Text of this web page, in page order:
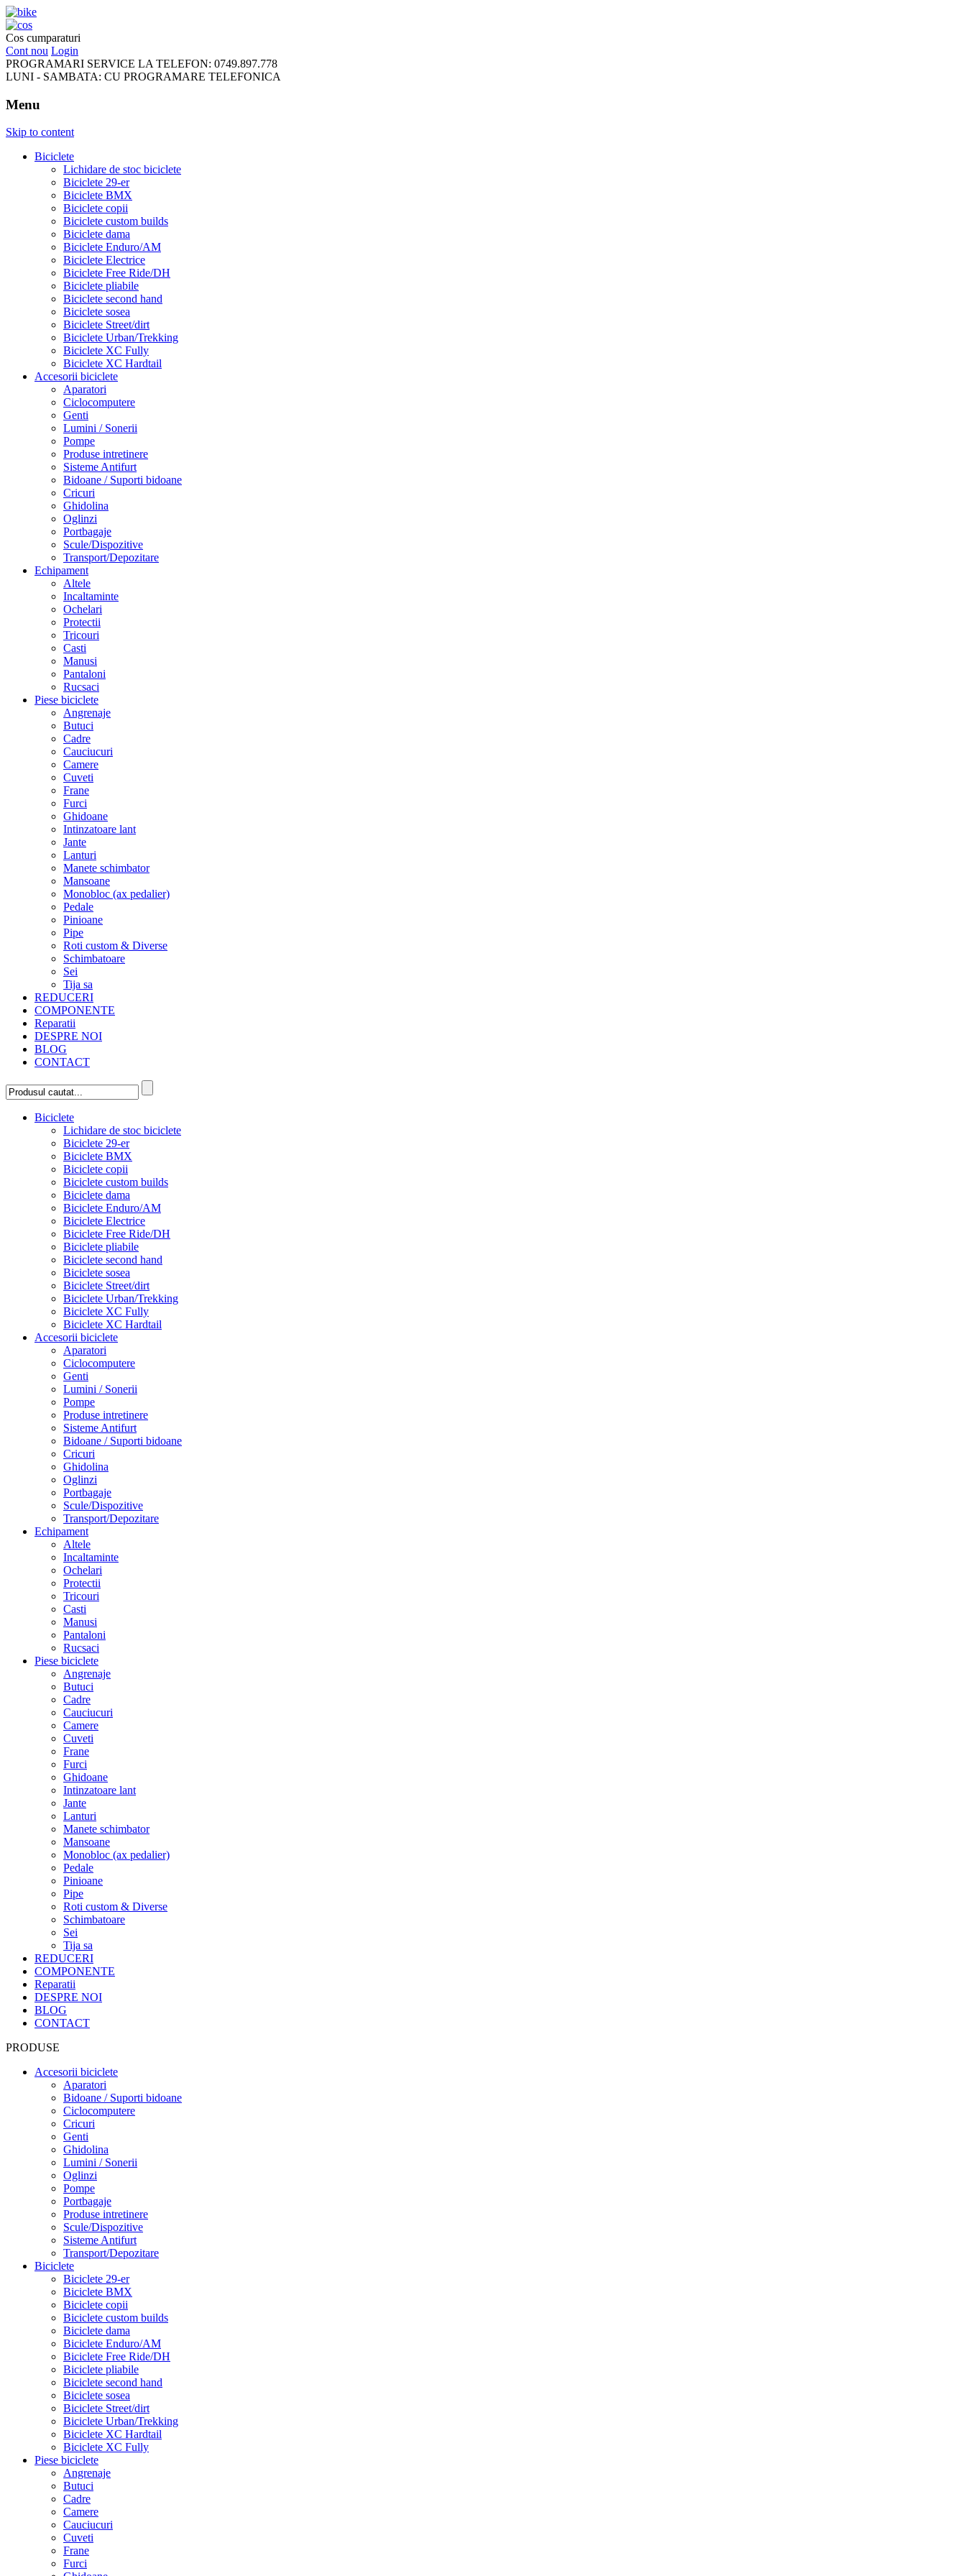
FreeRideBikes
Cos cumparaturi
Cont nou Login
PROGRAMARI SERVICE LA TELEFON: 0749.897.778
LUNI - SAMBATA: CU PROGRAMARE TELEFONICA
Menu
Skip to content
Biciclete
Lichidare de stoc biciclete
Biciclete 29-er
Biciclete BMX
Biciclete copii
Biciclete custom builds
Biciclete dama
Biciclete Enduro/AM
Biciclete Electrice
Biciclete Free Ride/DH
Biciclete pliabile
Biciclete second hand
Biciclete sosea
Biciclete Street/dirt
Biciclete Urban/Trekking
Biciclete XC Fully
Biciclete XC Hardtail
Accesorii biciclete
Aparatori
Ciclocomputere
Genti
Lumini / Sonerii
Pompe
Produse intretinere
Sisteme Antifurt
Bidoane / Suporti bidoane
Cricuri
Ghidolina
Oglinzi
Portbagaje
Scule/Dispozitive
Transport/Depozitare
Echipament
Altele
Incaltaminte
Ochelari
Protectii
Tricouri
Casti
Manusi
Pantaloni
Rucsaci
Piese biciclete
Angrenaje
Butuci
Cadre
Cauciucuri
Camere
Cuveti
Frane
Furci
Ghidoane
Intinzatoare lant
Jante
Lanturi
Manete schimbator
Mansoane
Monobloc (ax pedalier)
Pedale
Pinioane
Pipe
Roti custom & Diverse
Schimbatoare
Sei
Tija sa
REDUCERI
COMPONENTE
Reparatii
DESPRE NOI
BLOG
CONTACT
Biciclete
Lichidare de stoc biciclete
Biciclete 29-er
Biciclete BMX
Biciclete copii
Biciclete custom builds
Biciclete dama
Biciclete Enduro/AM
Biciclete Electrice
Biciclete Free Ride/DH
Biciclete pliabile
Biciclete second hand
Biciclete sosea
Biciclete Street/dirt
Biciclete Urban/Trekking
Biciclete XC Fully
Biciclete XC Hardtail
Accesorii biciclete
Aparatori
Ciclocomputere
Genti
Lumini / Sonerii
Pompe
Produse intretinere
Sisteme Antifurt
Bidoane / Suporti bidoane
Cricuri
Ghidolina
Oglinzi
Portbagaje
Scule/Dispozitive
Transport/Depozitare
Echipament
Altele
Incaltaminte
Ochelari
Protectii
Tricouri
Casti
Manusi
Pantaloni
Rucsaci
Piese biciclete
Angrenaje
Butuci
Cadre
Cauciucuri
Camere
Cuveti
Frane
Furci
Ghidoane
Intinzatoare lant
Jante
Lanturi
Manete schimbator
Mansoane
Monobloc (ax pedalier)
Pedale
Pinioane
Pipe
Roti custom & Diverse
Schimbatoare
Sei
Tija sa
REDUCERI
COMPONENTE
Reparatii
DESPRE NOI
BLOG
CONTACT
PRODUSE
Accesorii biciclete
Aparatori
Bidoane / Suporti bidoane
Ciclocomputere
Cricuri
Genti
Ghidolina
Lumini / Sonerii
Oglinzi
Pompe
Portbagaje
Produse intretinere
Scule/Dispozitive
Sisteme Antifurt
Transport/Depozitare
Biciclete
Biciclete 29-er
Biciclete BMX
Biciclete copii
Biciclete custom builds
Biciclete dama
Biciclete Enduro/AM
Biciclete Free Ride/DH
Biciclete pliabile
Biciclete second hand
Biciclete sosea
Biciclete Street/dirt
Biciclete Urban/Trekking
Biciclete XC Hardtail
Biciclete XC Fully
Piese biciclete
Angrenaje
Butuci
Cadre
Camere
Cauciucuri
Cuveti
Frane
Furci